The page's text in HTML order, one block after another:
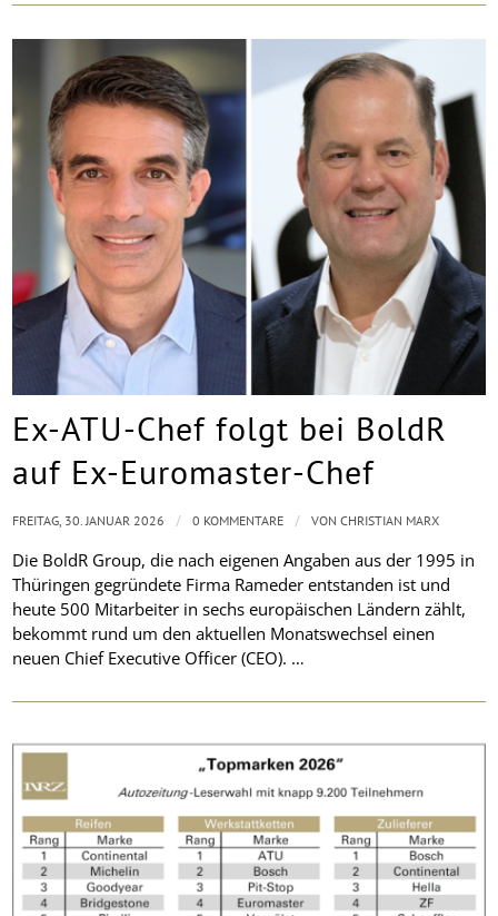
Ex-ATU-Chef folgt bei BoldR
auf Ex-Euromaster-Chef
Die BoldR Group, die nach eigenen Angaben aus der 1995 in
Thüringen gegründete Firma Rameder entstanden ist und
heute 500 Mitarbeiter in sechs europäischen Ländern zählt,
bekommt rund um den aktuellen Monatswechsel einen
neuen Chief Executive Officer (CEO). …
FREITAG, 30. JANUAR 2026 / 0 KOMMENTARE / VONCHRISTIAN MARX